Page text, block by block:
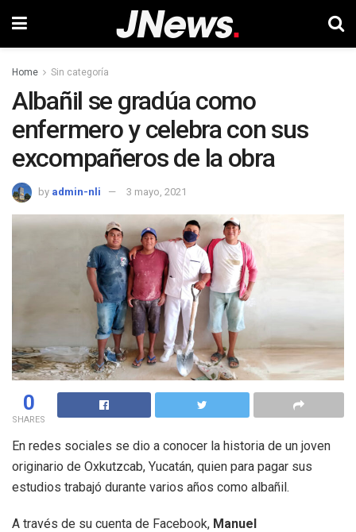
Home Sin categoría
Albañil se gradúa como
enfermero y celebra con sus
excompañeros de la obra
by admin-nli 3 mayo, 2021
0
SHARES
En redes sociales se dio a conocer la historia de un joven
originario de Oxkutzcab, Yucatán, quien para pagar sus
estudios trabajó durante varios años como albañil.
A través de su cuenta de Facebook, Manuel